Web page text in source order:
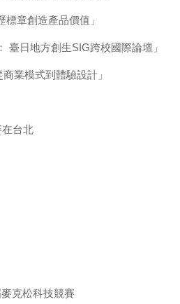
標章創造產品價值」
臺日地方創生SIG跨校國際論壇」
業模式到體驗設計」
在台北
克松科技競賽